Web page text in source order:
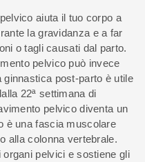
aiuta il tuo corpo a
la gravidanza e a far
o tagli causati dal parto.
pelvico può invece
post-parto è utile
22ª settimana di
pelvico diventa un
è una fascia muscolare
alla colonna vertebrale.
pelvici e sostiene gli